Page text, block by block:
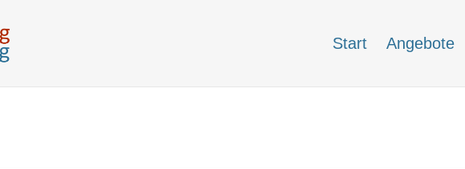
Start Angebote